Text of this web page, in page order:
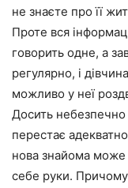
не знаєте про її
Проте вся
говорить одне, а
регулярно, і
можливо у неї
Досить
перестає
нова знайома може
себе руки.